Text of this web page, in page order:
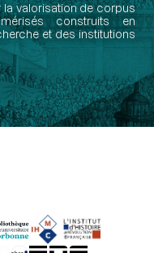
valorisation de corpus
construits en
et des institutions